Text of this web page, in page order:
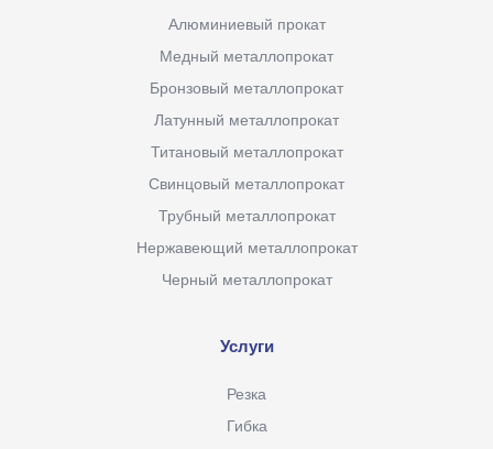
Алюминиевый прокат
Медный металлопрокат
Бронзовый металлопрокат
Латунный металлопрокат
Титановый металлопрокат
Свинцовый металлопрокат
Трубный металлопрокат
Нержавеющий металлопрокат
Черный металлопрокат
Услуги
Резка
Гибка